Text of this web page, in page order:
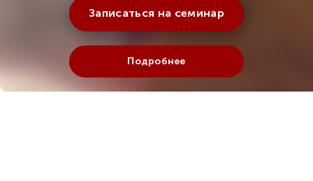
Записаться на семинар
Подробнее